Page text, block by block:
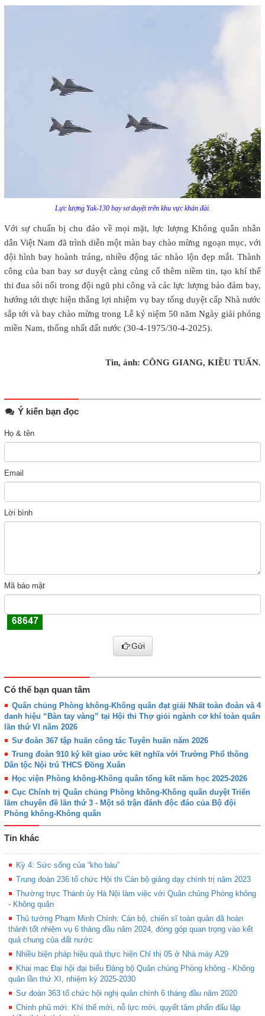
Lực lượng Yak-130 bay sơ duyệt trên khu vực khán đài.
Với sự chuẩn bị chu đáo về mọi mặt, lực lượng Không quân nhân
dân Việt Nam đã trình diễn một màn bay chào mừng ngoạn mục, với
đội hình bay hoành tráng, nhiều động tác nhào lộn đẹp mắt. Thành
công của ban bay sơ duyệt càng củng cố thêm niềm tin, tạo khí thế
thi đua sôi nổi trong đội ngũ phi công và các lực lượng bảo đảm bay,
hướng tới thực hiện thắng lợi nhiệm vụ bay tổng duyệt cấp Nhà nước
sắp tới và bay chào mừng trong Lễ kỷ niệm 50 năm Ngày giải phóng
miền Nam, thống nhất đất nước (30-4-1975/30-4-2025).
Tin, ảnh: CÔNG GIANG, KIỀU TUẤN.
Ý kiến bạn đọc
Họ & tên
Email
Lời bình
Mã bảo mật
Gửi
Có thể bạn quan tâm
Quân chủng Phòng không-Không quân đạt giải Nhất toàn đoàn và 4
danh hiệu “Bàn tay vàng” tại Hội thi Thợ giỏi ngành cơ khí toàn quân
lần thứ VI năm 2026
Sư đoàn 367 tập huấn công tác Tuyên huấn năm 2026
Trung đoàn 910 ký kết giao ước kết nghĩa với Trường Phổ thông
Dân tộc Nội trú THCS Đồng Xuân
Học viện Phòng không-Không quân tổng kết năm học 2025-2026
Cục Chính trị Quân chủng Phòng không-Không quân duyệt Triển
lãm chuyên đề lần thứ 3 - Một số trận đánh độc đáo của Bộ đội
Phòng không-Không quân
Tin khác
Kỳ 4: Sức sống của “kho báu”
Trung đoàn 236 tổ chức Hội thi Cán bộ giảng dạy chính trị năm 2023
Thường trực Thành ủy Hà Nội làm việc với Quân chủng Phòng không
- Không quân
Thủ tướng Phạm Minh Chính: Cán bộ, chiến sĩ toàn quân đã hoàn
thành tốt nhiệm vụ 6 tháng đầu năm 2024, đóng góp quan trọng vào kết
quả chung của đất nước
Nhiều biện pháp hiệu quả thực hiện Chỉ thị 05 ở Nhà máy A29
Khai mạc Đại hội đại biểu Đảng bộ Quân chủng Phòng không - Không
quân lần thứ XI, nhiệm kỳ 2025-2030
Sư đoàn 363 tổ chức hội nghị quân chính 6 tháng đầu năm 2020
Chính phủ mới: Khí thế mới, nỗ lực mới, quyết tâm phấn đấu lập